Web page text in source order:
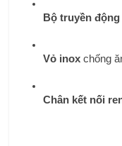
Bộ truyền động
Vỏ inox chống
Chân kết nối